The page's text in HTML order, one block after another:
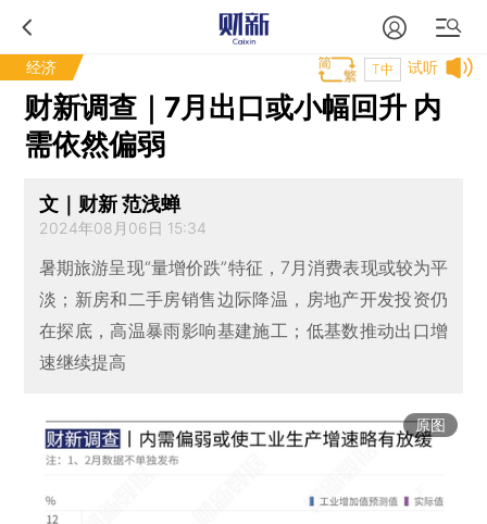
经济 试听
T中
财新调查｜7月出口或小幅回升 内
需依然偏弱
文｜财新 范浅蝉
2024年08月06日 15:34
暑期旅游呈现“量增价跌”特征，7月消费表现或较为平
淡；新房和二手房销售边际降温，房地产开发投资仍
在探底，高温暴雨影响基建施工；低基数推动出口增
速继续提高
原图